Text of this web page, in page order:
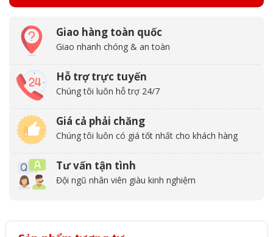
Giao hàng toàn quốc
Giao nhanh chóng & an toàn
Hỗ trợ trực tuyến
Chúng tôi luôn hỗ trợ 24/7
Giá cả phải chăng
Chúng tôi luôn có giá tốt nhất cho khách hàng
Tư vấn tận tình
Đội ngũ nhân viên giàu kinh nghiệm